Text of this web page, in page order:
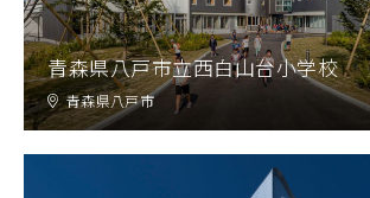
青森県八戸市立西白山台小学校
青森県八戸市